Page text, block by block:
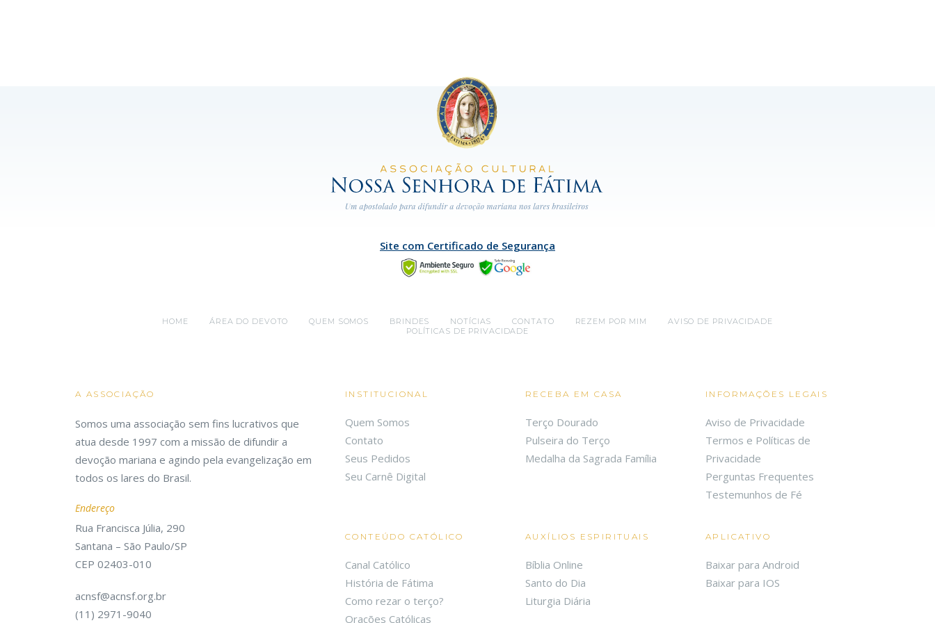
Site com Certificado de Segurança
HOME ÁREA DO DEVOTO QUEM SOMOS BRINDES NOTÍCIAS CONTATO REZEM POR MIM
AVISO DE PRIVACIDADE
POLÍTICAS DE PRIVACIDADE
A ASSOCIAÇÃO
Somos uma associação sem fins lucrativos que
atua desde 1997 com a missão de difundir a
devoção mariana e agindo pela evangelização em
todos os lares do Brasil.
Endereço
Rua Francisca Júlia, 290
Santana – São Paulo/SP
CEP 02403-010
acnsf@acnsf.org.br
(11) 2971-9040
INSTITUCIONAL
Quem Somos
Contato
Seus Pedidos
Seu Carnê Digital
RECEBA EM CASA
Terço Dourado
Pulseira do Terço
Medalha da Sagrada Família
INFORMAÇÕES LEGAIS
Aviso de Privacidade
Termos e Políticas de
Privacidade
Perguntas Frequentes
Testemunhos de Fé
CONTEÚDO CATÓLICO
Canal Católico
História de Fátima
Como rezar o terço?
Orações Católicas
AUXÍLIOS ESPIRITUAIS
Bíblia Online
Santo do Dia
Liturgia Diária
APLICATIVO
Baixar para Android
Baixar para IOS